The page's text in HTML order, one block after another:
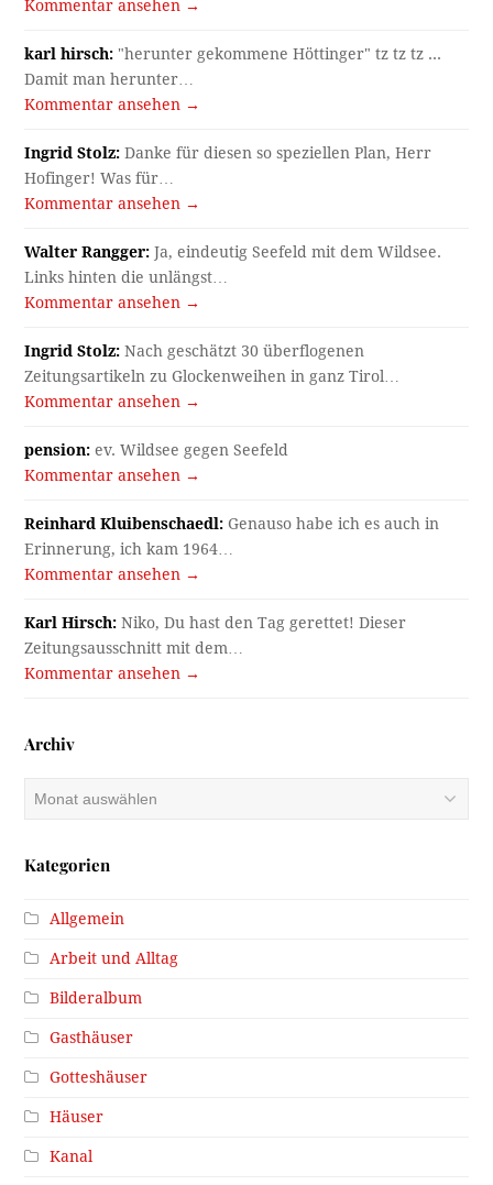
Kommentar ansehen →
karl hirsch: "herunter gekommene Höttinger" tz tz tz ...
Damit man herunter…
Kommentar ansehen →
Ingrid Stolz: Danke für diesen so speziellen Plan, Herr
Hofinger! Was für…
Kommentar ansehen →
Walter Rangger: Ja, eindeutig Seefeld mit dem Wildsee.
Links hinten die unlängst…
Kommentar ansehen →
Ingrid Stolz: Nach geschätzt 30 überflogenen
Zeitungsartikeln zu Glockenweihen in ganz Tirol…
Kommentar ansehen →
pension: ev. Wildsee gegen Seefeld
Kommentar ansehen →
Reinhard Kluibenschaedl: Genauso habe ich es auch in
Erinnerung, ich kam 1964…
Kommentar ansehen →
Karl Hirsch: Niko, Du hast den Tag gerettet! Dieser
Zeitungsausschnitt mit dem…
Kommentar ansehen →
Archiv
Kategorien
Allgemein
Arbeit und Alltag
Bilderalbum
Gasthäuser
Gotteshäuser
Häuser
Kanal